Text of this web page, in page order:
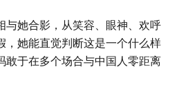
她合影，从笑容、眼神、欢呼
，她能直觉判断这是一个什么样
敢于在多个场合与中国人零距离